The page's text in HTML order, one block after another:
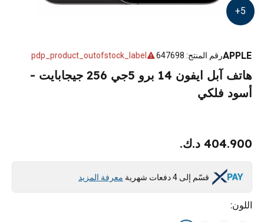
5
+
APPLEرقم المنتج:
647698
pdp_product_outofstock_label
هاتف آبل ايفون 14 برو 5جي 256 جيجابايت -
أسود فلكي
404.900 د.ك.
قسّم إلى 4 دفعات شهرية معرفة المزيد
اللون: